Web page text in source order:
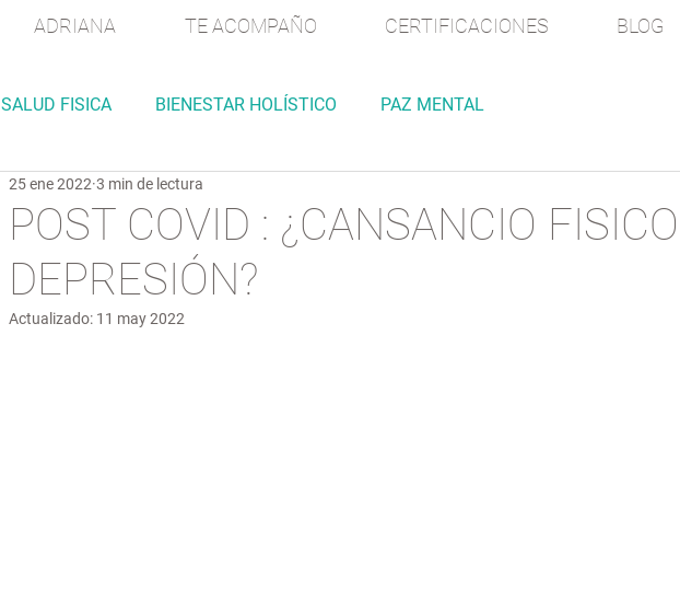
ADRIANA TE ACOMPAÑO CERTIFICACIONES BLOG
SALUD FISICA BIENESTAR HOLÍSTICO PAZ MENTAL
POST COVID : ¿CANSANCIO
DEPRESIÓN?
25 ene 2022 3 min de lectura
Actualizado: 11 may 2022